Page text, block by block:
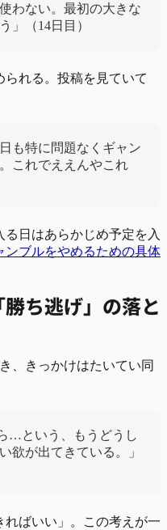
わない。最初の大きな
」（14日目）
れる。投稿を見ていて
も特に問題なくギャン
これでええんやこれ
日はあらかじめ予定を入
ンブルをやめるための具体
勝ち逃げ」の落と
、きっかけはたいてい同
…という、もうどうし
欲が出てきている。」
ればいい」。この考えが一